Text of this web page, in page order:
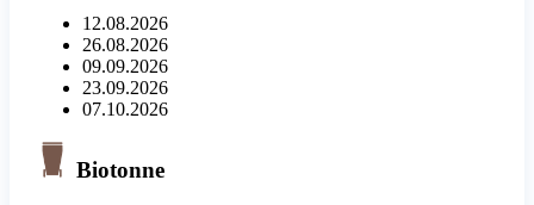
12.08.2026
26.08.2026
09.09.2026
23.09.2026
07.10.2026
Biotonne